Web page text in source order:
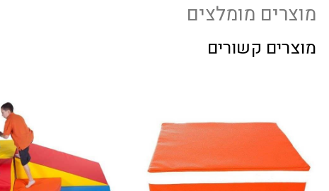
מוצרים מומלצים
מוצרים קשורים